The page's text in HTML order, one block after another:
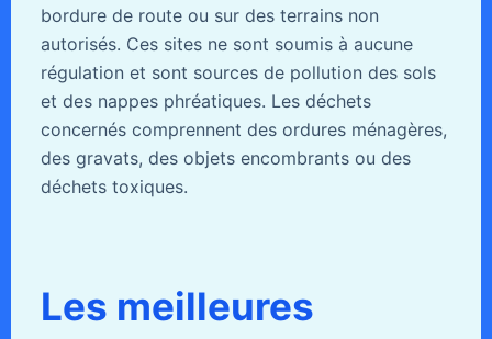
bordure de route ou sur des terrains non
autorisés. Ces sites ne sont soumis à aucune
régulation et sont sources de pollution des sols
et des nappes phréatiques. Les déchets
concernés comprennent des ordures ménagères,
des gravats, des objets encombrants ou des
déchets toxiques.
Les meilleures